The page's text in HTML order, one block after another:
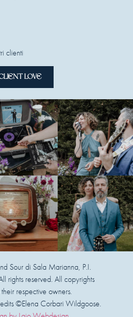
clienti
LOVE
Sour di Sala Marianna, P.I.
reserved. All copyrights
respective owners.
©Elena Corbari Wildgoose.